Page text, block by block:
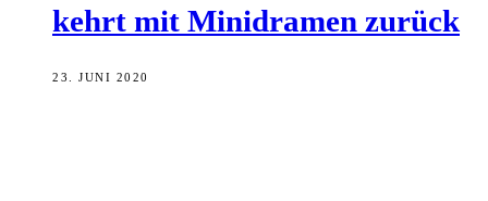
kehrt mit Mini­dra­men zurück
23. JUNI 2020